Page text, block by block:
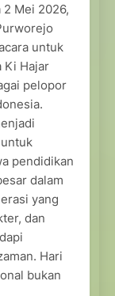
2 Mei 2026,
untuk
Ki Hajar
pelopor
pendidikan
dalam
yang
dan
Hari
bukan